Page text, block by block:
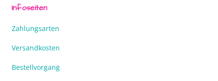
Infoseiten
Zahlungsarten
Versandkosten
Bestellvorgang